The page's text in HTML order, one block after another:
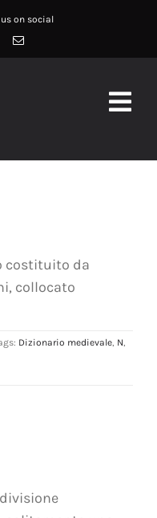
on social
costituito da
collocato
Dizionario medievale, N